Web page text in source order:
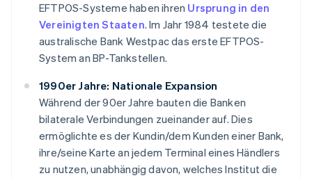
EFTPOS-Systeme haben ihren Ursprung in den
Vereinigten Staaten. Im Jahr 1984 testete die
australische Bank Westpac das erste EFTPOS-
System an BP-Tankstellen.
1990er Jahre: Nationale Expansion
Während der 90er Jahre bauten die Banken
bilaterale Verbindungen zueinander auf. Dies
ermöglichte es der Kundin/dem Kunden einer Bank,
ihre/seine Karte an jedem Terminal eines Händlers
zu nutzen, unabhängig davon, welches Institut die